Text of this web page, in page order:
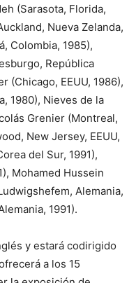
(Sarasota, Florida,
Nueva Zelanda,
Colombia, 1985),
República
(Chicago, EEUU, 1986),
1980), Nieves de la
Grenier (Montreal,
New Jersey, EEUU,
del Sur, 1991),
Mohamed Hussein
Alemania,
1991).
y estará codirigido
a los 15